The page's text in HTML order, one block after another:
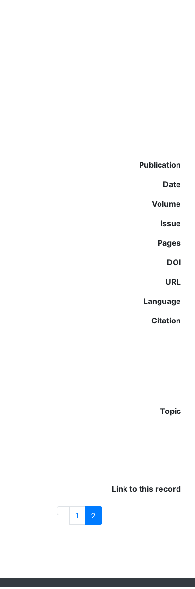
Publication
Date
Volume
Issue
Pages
DOI
URL
Language
Citation
Topic
Link to this record
1 2